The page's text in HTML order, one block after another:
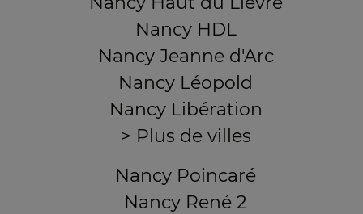
Nancy HDL
Nancy Jeanne d'Arc
Nancy Léopold
Nancy Libération
> Plus de villes
Nancy Poincaré
Nancy René 2